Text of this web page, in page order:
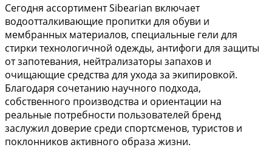
Сегодня ассортимент Sibearian включает
водоотталкивающие пропитки для обуви и
мембранных материалов, специальные гели для
стирки технологичной одежды, антифоги для защиты
от запотевания, нейтрализаторы запахов и
очищающие средства для ухода за экипировкой.
Благодаря сочетанию научного подхода,
собственного производства и ориентации на
реальные потребности пользователей бренд
заслужил доверие среди спортсменов, туристов и
поклонников активного образа жизни.